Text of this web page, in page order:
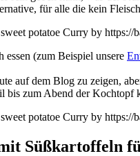
für alle die kein
(zum Beispiel unsere
auf dem Blog zu zeigen,
bis zum Abend der Kochtopf
Süßkartoffeln